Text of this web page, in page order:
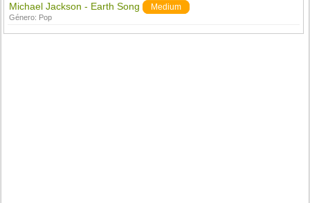
Michael Jackson - Earth Song Medium
Género: Pop